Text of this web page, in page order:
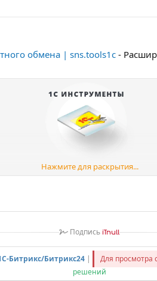
обмена | sns.tools1c -
с 1С.
Нажмите для раскрытия...
Подпись iTnull
Битрикс/Битрикс24 | Для
решений